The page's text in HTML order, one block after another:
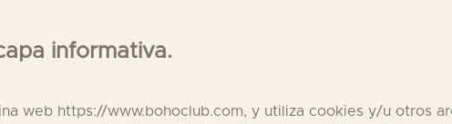
informativa.
web https://www.bohoclub.com, y utiliza cookies y/u otros